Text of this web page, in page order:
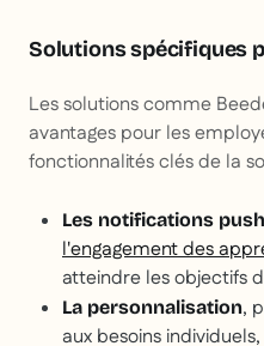
Solutions spécifiques
Les solutions comme
avantages pour les
fonctionnalités clés de la
Les notifications push
l'engagement des
atteindre les objectifs
La personnalisation,
aux besoins